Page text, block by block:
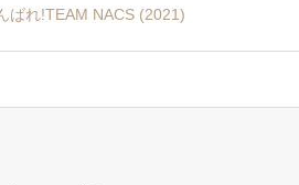
ばれ!TEAM NACS (2021)